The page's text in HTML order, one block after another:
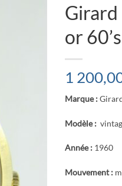
Girard
or 60’s
1
Marque :
Modèle :
Année : 1960
Mouvement :